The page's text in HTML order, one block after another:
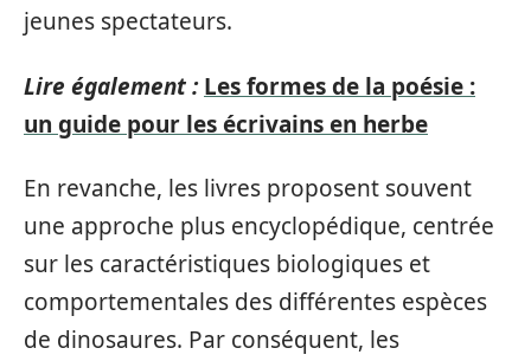
jeunes spectateurs.
Lire également : Les formes de la poésie :
un guide pour les écrivains en herbe
En revanche, les livres proposent souvent
une approche plus encyclopédique, centrée
sur les caractéristiques biologiques et
comportementales des différentes espèces
de dinosaures. Par conséquent, les